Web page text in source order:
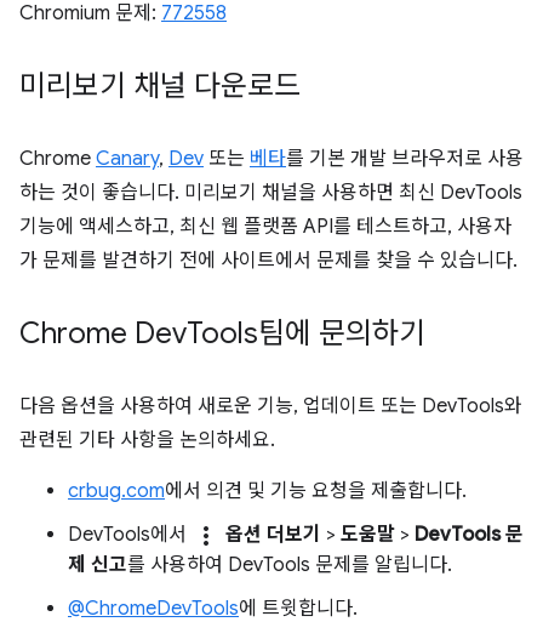
Chromium 문제: 772558
미리보기 채널 다운로드
Chrome Canary, Dev 또는 베타를 기본 개발 브라우저로 사용
하는 것이 좋습니다. 미리보기 채널을 사용하면 최신 DevTools
기능에 액세스하고, 최신 웹 플랫폼 API를 테스트하고, 사용자
가 문제를 발견하기 전에 사이트에서 문제를 찾을 수 있습니다.
Chrome DevTools팀에 문의하기
다음 옵션을 사용하여 새로운 기능, 업데이트 또는 DevTools와
관련된 기타 사항을 논의하세요.
crbug.com에서 의견 및 기능 요청을 제출합니다.
DevTools에서
more_vert 옵션 더보기 > 도움말 > DevTools 문
제 신고를 사용하여 DevTools 문제를 알립니다.
@ChromeDevTools에 트윗합니다.